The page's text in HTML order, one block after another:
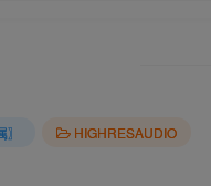
HIGHRESAUDIO